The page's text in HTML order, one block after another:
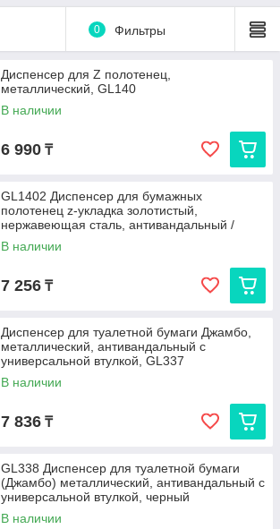
0 Фильтры
Диспенсер для Z полотенец,
металлический, GL140
В наличии
6 990 ₸
GL1402 Диспенсер для бумажных
полотенец z-укладка золотистый,
нержавеющая сталь, антивандальный /
28*26*10 см
В наличии
7 256 ₸
Диспенсер для туалетной бумаги Джамбо,
металлический, антивандальный с
универсальной втулкой, GL337
В наличии
7 836 ₸
GL338 Диспенсер для туалетной бумаги
(Джамбо) металлический, антивандальный с
универсальной втулкой, черный
В наличии